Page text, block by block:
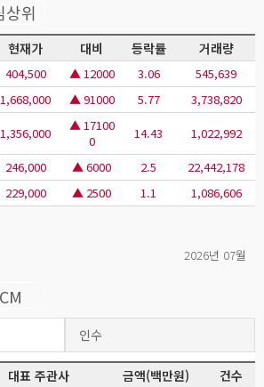
상위
현재가 대비 등락률 거래량
404,500 ▲ 12000 3.06
545,639
1,668,000 ▲ 91000 5.77
3,738,820
1,356,000
▲ 17100
0
14.43
1,022,992
246,000 ▲ 6000 2.5
22,442,178
229,000 ▲ 2500 1.1 1,086,606
2026년 07월
인수
대표 주관사 금액(백만원) 건수